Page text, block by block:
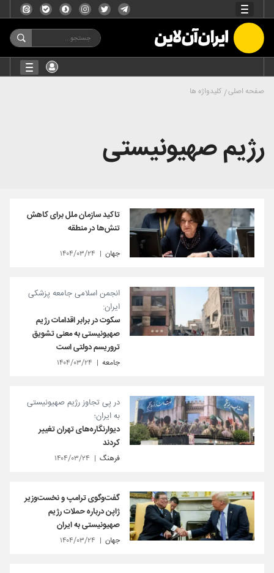
صفحه اصلی کلیدواژه ها
رژیم صهیونیستی
تاکید سازمان ملل برای کاهش
تنش‌ها در منطقه
جهان ۱۴۰۴/۰۳/۲۴
انجمن اسلامی جامعه پزشکی
ایران:
سکوت در برابر اقدامات رژیم
صهیونیستی به معنی تشویق
تروریسم دولتی است
جامعه ۱۴۰۴/۰۳/۲۴
در پی تجاوز رژیم صهیونیستی
به ایران؛
دیوارنگاره‌های تهران تغییر
کردند
فرهنگ ۱۴۰۴/۰۳/۲۴
گفت‌وگوی ترامپ و نخست‌وزیر
ژاپن درباره حملات رژیم
صهیونیستی به ایران
جهان ۱۴۰۴/۰۳/۲۴